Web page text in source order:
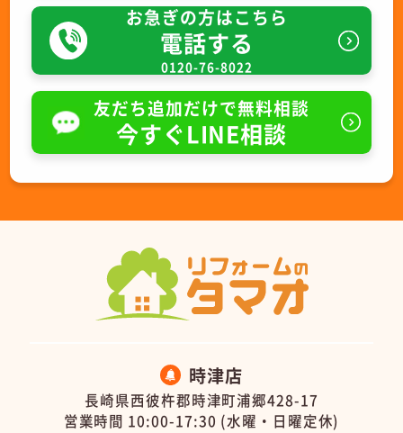
お急ぎの方はこちら
電話する
0120-76-8022
友だち追加だけで無料相談
今すぐLINE相談
時津店
長崎県西彼杵郡時津町浦郷428-17
営業時間 10:00-17:30 (水曜・日曜定休)